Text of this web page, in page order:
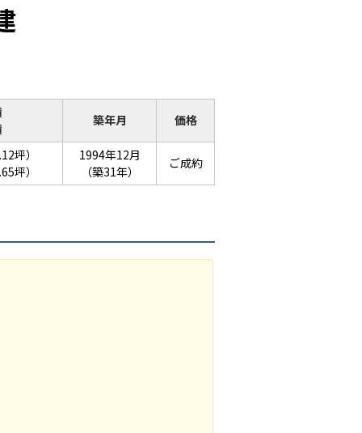
築年月 価格
坪）
坪）
1994年12月
（築31年）
ご成約